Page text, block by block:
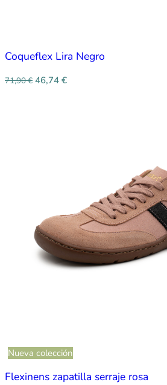
Coqueflex Lira Negro
71,90€ 46,74 €
Nueva colección
Flexinens zapatilla serraje rosa